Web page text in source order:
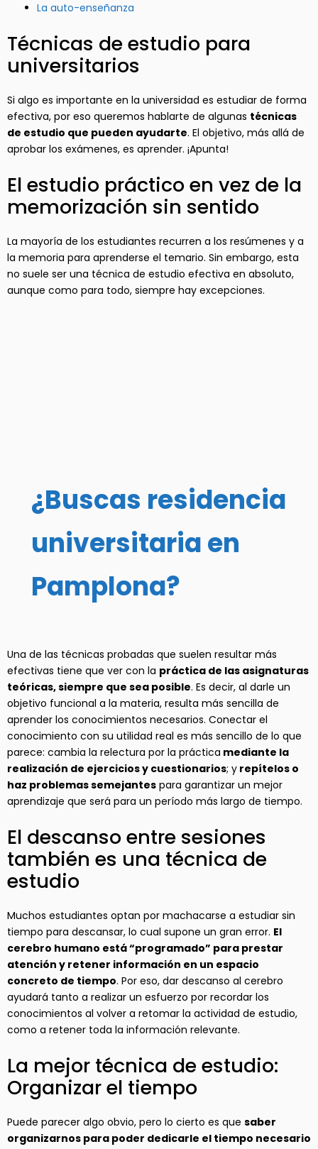
La auto-enseñanza
Técnicas de estudio para
universitarios
Si algo es importante en la universidad es estudiar de forma
efectiva, por eso queremos hablarte de algunas técnicas
de estudio que pueden ayudarte. El objetivo, más allá de
aprobar los exámenes, es aprender. ¡Apunta!
El estudio práctico en vez de la
memorización sin sentido
La mayoría de los estudiantes recurren a los resúmenes y a
la memoria para aprenderse el temario. Sin embargo, esta
no suele ser una técnica de estudio efectiva en absoluto,
aunque como para todo, siempre hay excepciones.
¿Buscas residencia
universitaria en
Pamplona?
Una de las técnicas probadas que suelen resultar más
efectivas tiene que ver con la práctica de las asignaturas
teóricas, siempre que sea posible. Es decir, al darle un
objetivo funcional a la materia, resulta más sencilla de
aprender los conocimientos necesarios. Conectar el
conocimiento con su utilidad real es más sencillo de lo que
parece: cambia la relectura por la práctica mediante la
realización de ejercicios y cuestionarios; y repítelos o
haz problemas semejantes para garantizar un mejor
aprendizaje que será para un período más largo de tiempo.
El descanso entre sesiones
también es una técnica de
estudio
Muchos estudiantes optan por machacarse a estudiar sin
tiempo para descansar, lo cual supone un gran error. El
cerebro humano está “programado” para prestar
atención y retener información en un espacio
concreto de tiempo. Por eso, dar descanso al cerebro
ayudará tanto a realizar un esfuerzo por recordar los
conocimientos al volver a retomar la actividad de estudio,
como a retener toda la información relevante.
La mejor técnica de estudio:
Organizar el tiempo
Puede parecer algo obvio, pero lo cierto es que saber
organizarnos para poder dedicarle el tiempo necesario